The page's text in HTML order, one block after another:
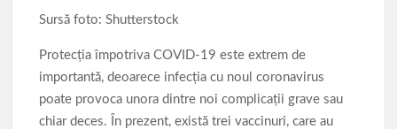
Sursă foto: Shutterstock
Protecția împotriva COVID-19 este extrem de
importantă, deoarece infecția cu noul coronavirus
poate provoca unora dintre noi complicații grave sau
chiar deces. În prezent, există trei vaccinuri, care au